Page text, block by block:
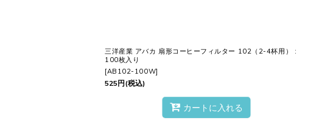
三洋産業 アバカ 扇形コーヒーフィルター 102（2-4杯用） :
100枚入り
[AB102-100W]
525円(税込)
カートに入れる